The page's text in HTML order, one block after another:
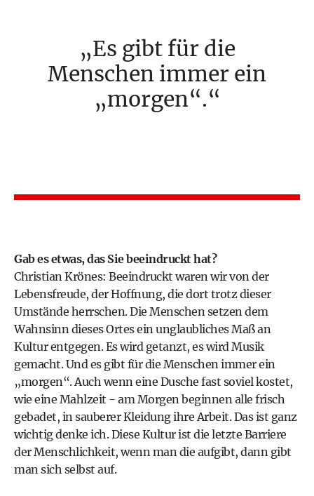
Es gibt für die
Menschen immer ein
„morgen“.
Gab es etwas, das Sie beeindruckt hat?
Christian Krönes: Beeindruckt waren wir von der
Lebensfreude, der Hoffnung, die dort trotz dieser
Umstände herrschen. Die Menschen setzen dem
Wahnsinn dieses Ortes ein unglaubliches Maß an
Kultur entgegen. Es wird getanzt, es wird Musik
gemacht. Und es gibt für die Menschen immer ein
„morgen“. Auch wenn eine Dusche fast soviel kostet,
wie eine Mahlzeit - am Morgen beginnen alle frisch
gebadet, in sauberer Kleidung ihre Arbeit. Das ist ganz
wichtig denke ich. Diese Kultur ist die letzte Barriere
der Menschlichkeit, wenn man die aufgibt, dann gibt
man sich selbst auf.